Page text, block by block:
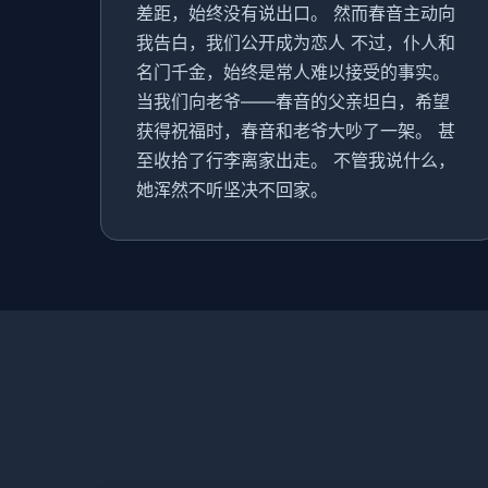
差距，始终没有说出口。 然而春音主动向
我告白，我们公开成为恋人 不过，仆人和
名门千金，始终是常人难以接受的事实。
当我们向老爷——春音的父亲坦白，希望
获得祝福时，春音和老爷大吵了一架。 甚
至收拾了行李离家出走。 不管我说什么，
她浑然不听坚决不回家。